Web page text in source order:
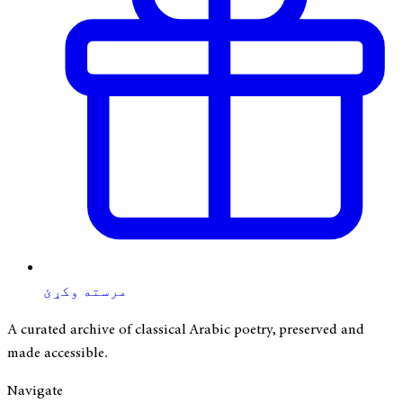
مرسته وکړئ
A curated archive of classical Arabic poetry, preserved and
made accessible.
Navigate